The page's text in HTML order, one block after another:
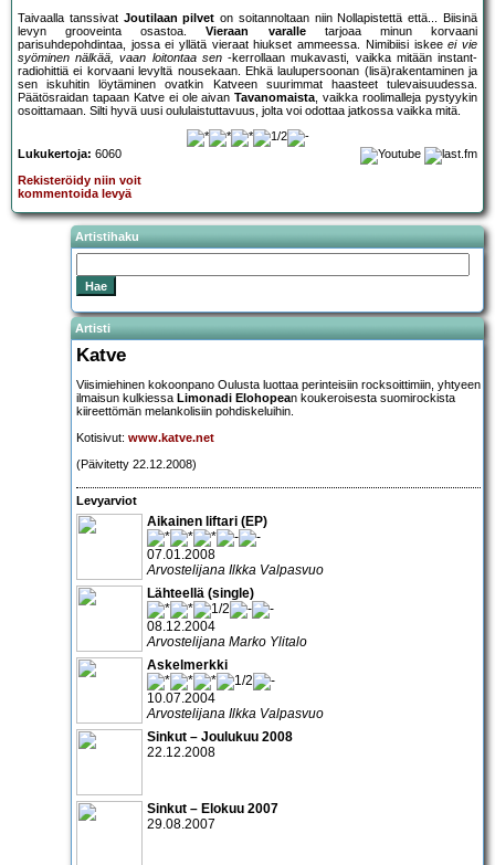
Taivaalla tanssivat Joutilaan pilvet on soitannoltaan niin Nollapistettä että... Biisinä
levyn grooveinta osastoa.Vieraan varalletarjoaa minun korvaani
parisuhdepohdintaa, jossa ei yllätä vieraat hiukset ammeessa. Nimibiisi iskeeei vie
syöminen nälkää, vaan loitontaa sen-kerrollaan mukavasti, vaikka mitään instant-
radiohittiä ei korvaani levyltä nousekaan. Ehkä laulupersoonan (lisä)rakentaminen ja
sen iskuhitin löytäminen ovatkin Katveen suurimmat haasteet tulevaisuudessa.
Päätösraidan tapaan Katve ei ole aivanTavanomaista, vaikka roolimalleja pystyykin
osoittamaan. Silti hyvä uusi oululaistuttavuus, jolta voi odottaa jatkossa vaikka mitä.
Lukukertoja: 6060
Rekisteröidy niin voit
kommentoida levyä
Artistihaku
Artisti
Katve
Viisimiehinen kokoonpano Oulusta luottaa perinteisiin rocksoittimiin, yhtyeen
ilmaisun kulkiessa Limonadi Elohopean koukeroisesta suomirockista
kiireettömän melankolisiin pohdiskeluihin.
Kotisivut: www.katve.net
(Päivitetty 22.12.2008)
Levyarviot
Aikainen liftari (EP)
07.01.2008
Arvostelijana Ilkka Valpasvuo
Lähteellä (single)
08.12.2004
Arvostelijana Marko Ylitalo
Askelmerkki
10.07.2004
Arvostelijana Ilkka Valpasvuo
Sinkut – Joulukuu 2008
22.12.2008
Sinkut – Elokuu 2007
29.08.2007